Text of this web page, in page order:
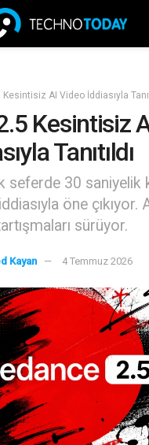
AI Video İddiasıyla
Kesintisiz
Tanıtıldı
seferde 30 saniyelik
öne çıkıyor.
sürüyor.
Kayan 4 Temmuz 2026